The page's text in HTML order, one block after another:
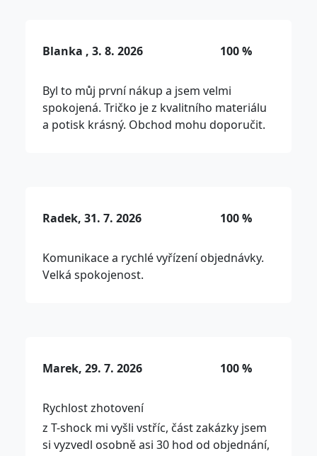
Blanka , 3. 8. 2026 100 %
Byl to můj první nákup a jsem velmi
spokojená. Tričko je z kvalitního materiálu
a potisk krásný. Obchod mohu doporučit.
Radek, 31. 7. 2026 100 %
Komunikace a rychlé vyřízení objednávky.
Velká spokojenost.
Marek, 29. 7. 2026 100 %
Rychlost zhotovení
z T-shock mi vyšli vstříc, část zakázky jsem
si vyzvedl osobně asi 30 hod od objednání,